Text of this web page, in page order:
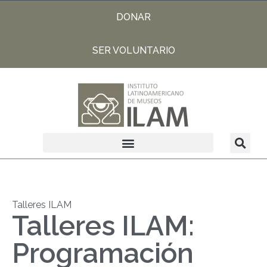
DONAR
SER VOLUNTARIO
Talleres ILAM
Talleres ILAM:
Programación